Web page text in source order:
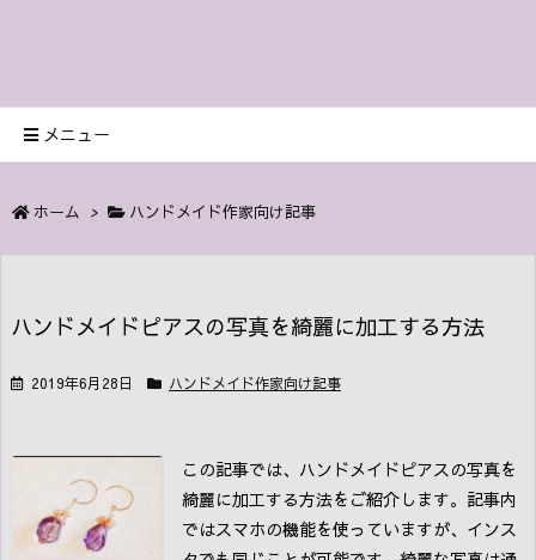
メニュー
ホーム > ハンドメイド作家向け記事
ハンドメイドピアスの写真を綺麗に加工する方法
2019年6月28日 ハンドメイド作家向け記事
この記事では、ハンドメイドピアスの写真を
綺麗に加工する方法をご紹介します。記事内
ではスマホの機能を使っていますが、インス